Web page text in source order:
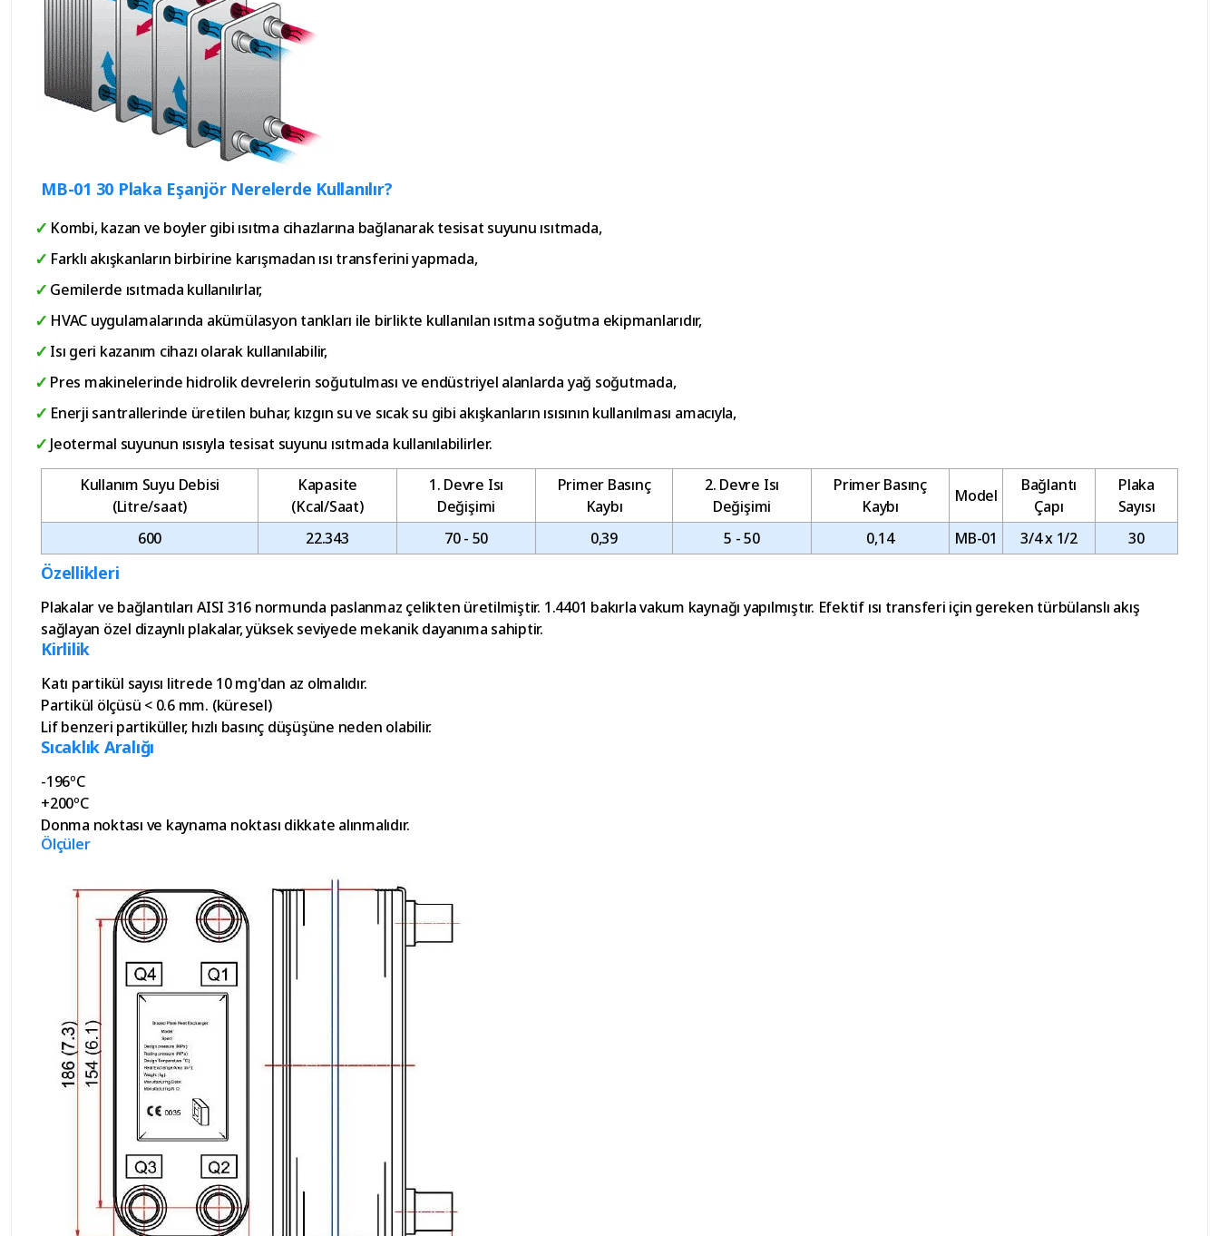
MB-01 30 Plaka Eşanjör Nerelerde Kullanılır?
Kombi, kazan ve boyler gibi ısıtma cihazlarına bağlanarak tesisat suyunu ısıtmada,
Farklı akışkanların birbirine karışmadan ısı transferini yapmada,
Gemilerde ısıtmada kullanılırlar,
HVAC uygulamalarında akümülasyon tankları ile birlikte kullanılan ısıtma soğutma ekipmanlarıdır,
Isı geri kazanım cihazı olarak kullanılabilir,
Pres makinelerinde hidrolik devrelerin soğutulması ve endüstriyel alanlarda yağ soğutmada,
Enerji santrallerinde üretilen buhar, kızgın su ve sıcak su gibi akışkanların ısısının kullanılması amacıyla,
Jeotermal suyunun ısısıyla tesisat suyunu ısıtmada kullanılabilirler.
Kullanım Suyu Debisi
(Litre/saat)
Kapasite
(Kcal/Saat)
1. Devre Isı
Değişimi
Primer Basınç
Kaybı
2. Devre Isı
Değişimi
Primer Basınç
Kaybı
Model
Bağlantı
Çapı
Plaka
Sayısı
600
22.343 70 - 50 0,39 5 - 50 0,14 MB-01 3/4 x 1/2 30
Özellikleri
Plakalar ve bağlantıları AISI 316 normunda paslanmaz çelikten üretilmiştir. 1.4401 bakırla vakum kaynağı yapılmıştır. Efektif ısı transferi için gereken türbülanslı akış
sağlayan özel dizaynlı plakalar, yüksek seviyede mekanik dayanıma sahiptir.
Kirlilik
Katı partikül sayısı litrede 10 mg'dan az olmalıdır.
Partikül ölçüsü < 0.6 mm. (küresel)
Lif benzeri partiküller, hızlı basınç düşüşüne neden olabilir.
Sıcaklık Aralığı
-196ºC
+200ºC
Donma noktası ve kaynama noktası dikkate alınmalıdır.
Ölçüler